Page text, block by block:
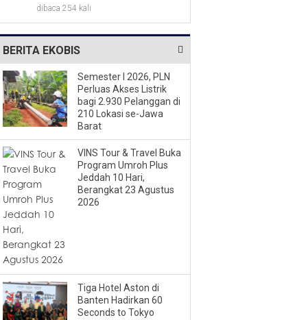
Diusir Dari Jabatan Selama
Empat Tahun
dibaca 254 kali
BERITA EKOBIS
Semester I 2026, PLN
Perluas Akses Listrik
bagi 2.930 Pelanggan di
210 Lokasi se-Jawa
Barat
VINS Tour & Travel Buka
Program Umroh Plus
Jeddah 10 Hari,
Berangkat 23 Agustus
2026
Tiga Hotel Aston di
Banten Hadirkan 60
Seconds to Tokyo